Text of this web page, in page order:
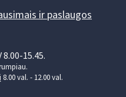
ir paslaugos
15.45.
val. - 12.00 val.